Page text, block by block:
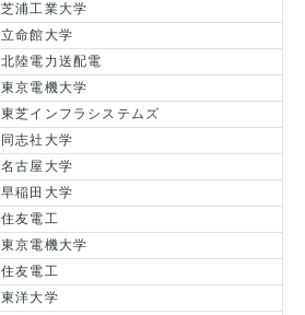
芝浦工業大学
立命館大学
北陸電力送配電
東京電機大学
東芝インフラシステムズ
同志社大学
名古屋大学
早稲田大学
住友電工
東京電機大学
住友電工
東洋大学